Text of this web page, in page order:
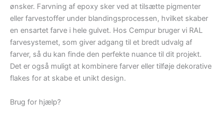
ønsker. Farvning af epoxy sker ved at tilsætte pigmenter
eller farvestoffer under blandingsprocessen, hvilket skaber
en ensartet farve i hele gulvet. Hos Cempur bruger vi RAL
farvesystemet, som giver adgang til et bredt udvalg af
farver, så du kan finde den perfekte nuance til dit projekt.
Det er også muligt at kombinere farver eller tilføje dekorative
flakes for at skabe et unikt design.
Brug for hjælp?